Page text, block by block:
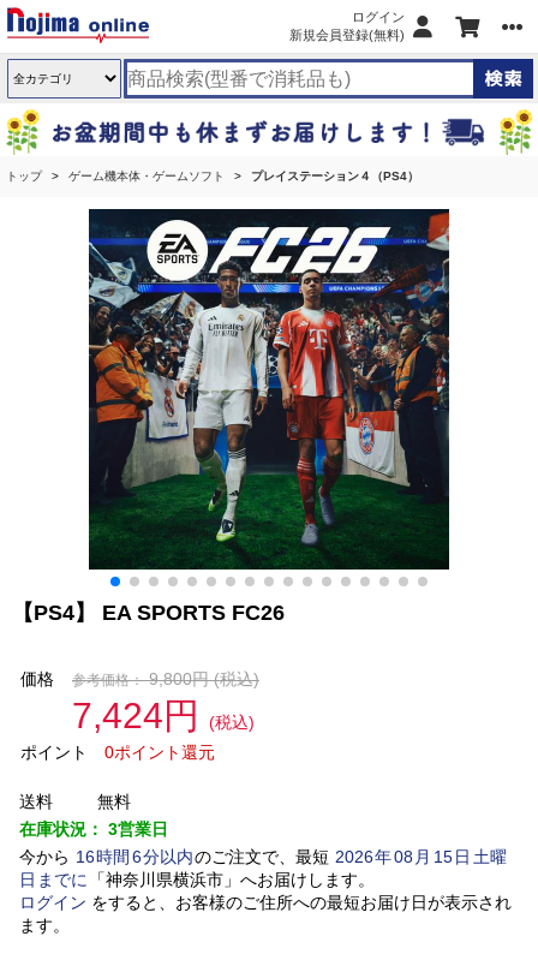
ログイン
新規会員登録(無料)
トップ ゲーム機本体・ゲームソフト プレイステーション４（PS4）
【PS4】 EA SPORTS FC26
価格 参考価格： 9,800円(税込)
7,424円
(税込)
ポイント
0ポイント還元
送料
無料
在庫状況： 3営業日
今から 16時間 6分以内のご注文で、最短 2026年08 月 15日土曜
日 までに 「神奈川県横浜市」 へお届けします。
ログイン をすると、お客様のご住所への最短お届け日が表示され
ます。